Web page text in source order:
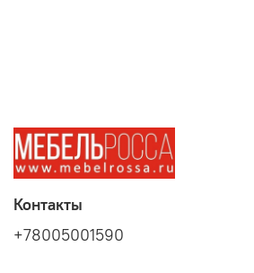
Контакты
+78005001590